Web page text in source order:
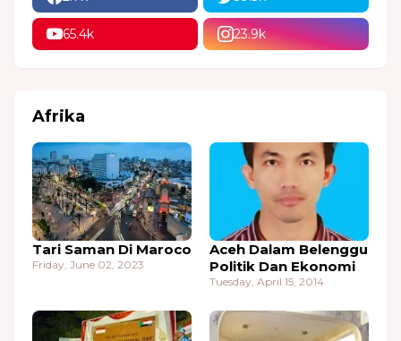
65.4k 23.9k
Afrika
Tari Saman Di Maroco
Friday, June 02, 2023
Aceh Dalam Belenggu
Politik Dan Ekonomi
Tuesday, April 15, 2014